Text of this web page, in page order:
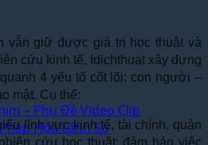
– Phụ Đề Video Clip
Hóa Lãnh Sự
vẫn giữ được giá trị học thuật và
cứu kinh tế, Idichthuat xây dựng
4 yếu tố cốt lõi: con người –
mật. Cụ thể:
lĩnh vực kinh tế, tài chính, quản